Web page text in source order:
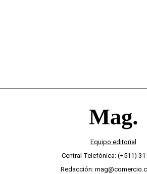
Equipo editorial
Central Telefónica: (+511)
Redacción: